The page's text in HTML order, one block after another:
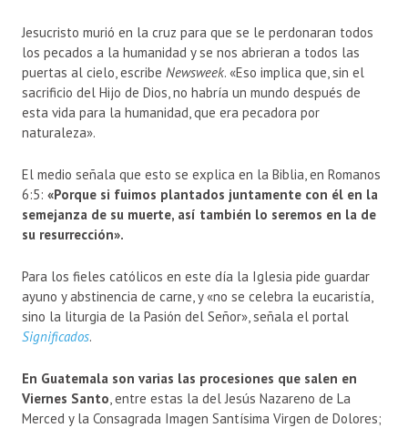
Jesucristo murió en la cruz para que se le perdonaran todos
los pecados a la humanidad y se nos abrieran a todos las
puertas al cielo, escribe Newsweek. «Eso implica que, sin el
sacrificio del Hijo de Dios, no habría un mundo después de
esta vida para la humanidad, que era pecadora por
naturaleza».
El medio señala que esto se explica en la Biblia, en Romanos
6:5: «Porque si fuimos plantados juntamente con él en la
semejanza de su muerte, así también lo seremos en la de
su resurrección».
Para los fieles católicos en este día la Iglesia pide guardar
ayuno y abstinencia de carne, y «no se celebra la eucaristía,
sino la liturgia de la Pasión del Señor», señala el portal
Significados.
En Guatemala son varias las procesiones que salen en
Viernes Santo , entre estas la del Jesús Nazareno de La
Merced y la Consagrada Imagen Santísima Virgen de Dolores;